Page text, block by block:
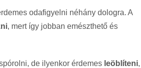
odafigyelni néhány dologra. A
, mert így jobban emészthető és
de ilyenkor érdemes leöblíteni,